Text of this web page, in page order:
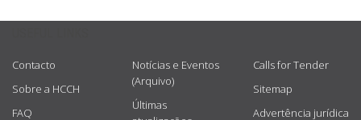
Contacto
Sobre a HCCH
FAQ
Notícias e Eventos
(Arquivo)
Últimas
Calls for Tender
Sitemap
Advertência jurídica